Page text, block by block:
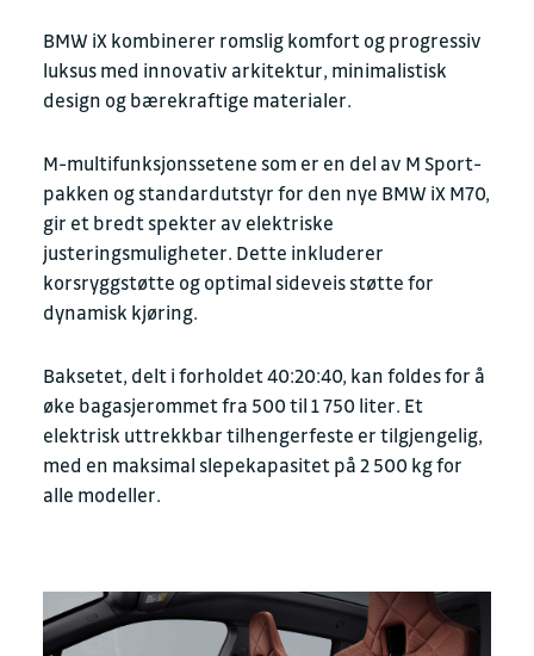
BMW iX kombinerer romslig komfort og progressiv
luksus med innovativ arkitektur, minimalistisk
design og bærekraftige materialer.
M-multifunksjonssetene som er en del av M Sport-
pakken og standardutstyr for den nye BMW iX M70,
gir et bredt spekter av elektriske
justeringsmuligheter. Dette inkluderer
korsryggstøtte og optimal sideveis støtte for
dynamisk kjøring.
Baksetet, delt i forholdet 40:20:40, kan foldes for å
øke bagasjerommet fra 500 til 1 750 liter. Et
elektrisk uttrekkbar tilhengerfeste er tilgjengelig,
med en maksimal slepekapasitet på 2 500 kg for
alle modeller.